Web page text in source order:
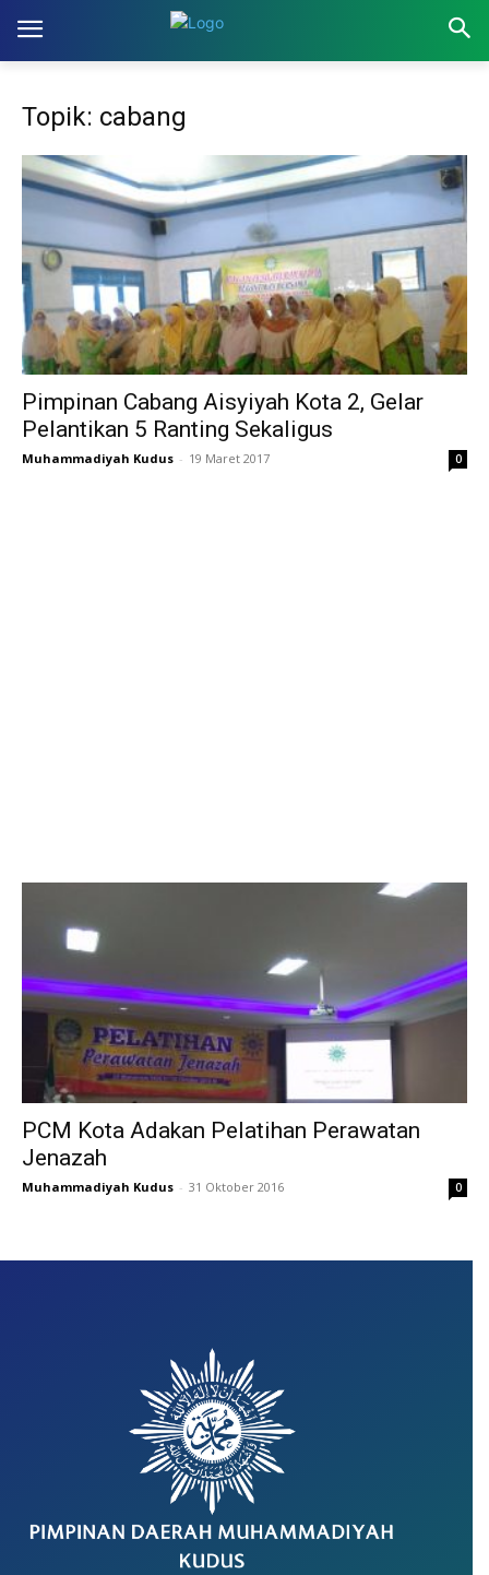
Topik: cabang
Pimpinan Cabang Aisyiyah Kota 2, Gelar
Pelantikan 5 Ranting Sekaligus
Muhammadiyah Kudus - 19 Maret 2017 0
PCM Kota Adakan Pelatihan Perawatan
Jenazah
Muhammadiyah Kudus - 31 Oktober 2016 0